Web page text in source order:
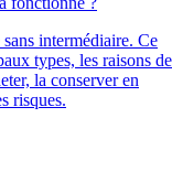
intermédiaire. Ce
types, les raisons de
la conserver en
risques.